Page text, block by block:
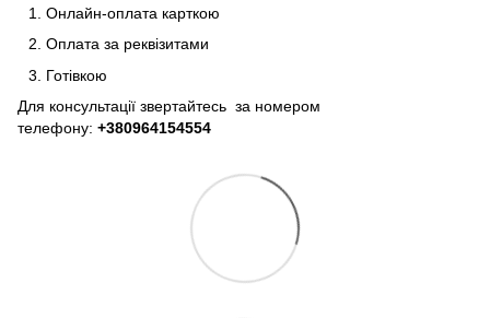
Онлайн-оплата карткою
Оплата за реквізитами
Готівкою
Для консультації звертайтесь за номером
телефону: +380964154554